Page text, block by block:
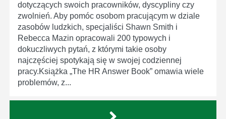
dotyczących swoich pracowników, dyscypliny czy
zwolnień. Aby pomóc osobom pracującym w dziale
zasobów ludzkich, specjaliści Shawn Smith i
Rebecca Mazin opracowali 200 typowych i
dokuczliwych pytań, z którymi takie osoby
najczęściej spotykają się w swojej codziennej
pracy.Książka „The HR Answer Book” omawia wiele
problemów, z...